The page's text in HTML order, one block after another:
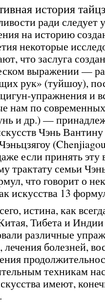
история
ради следует
на историю
некоторые
что заслуга
выражении —
рук» (туйшоу),
упражнения и
нам по
и др.) —
Чэнь
если принять эту
трактату семьи
что говорит о
искусства 13
истина, как
Тибета и
различные
лечения болезней,
техникам
имеют,